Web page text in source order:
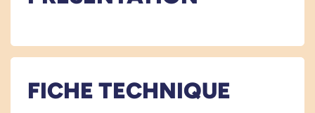
FICHE TECHNIQUE